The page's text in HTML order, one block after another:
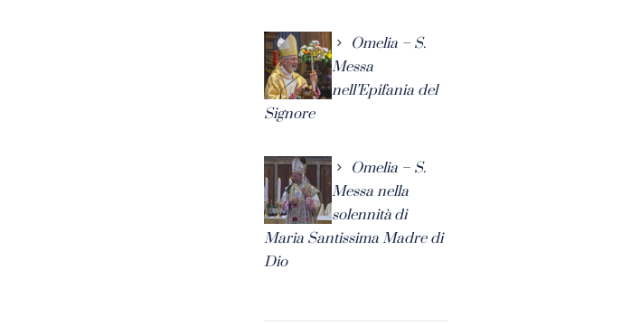
Omelia – S.
Messa
nell’Epifania del
Signore
Omelia – S.
Messa nella
solennità di
Maria Santissima Madre di
Dio